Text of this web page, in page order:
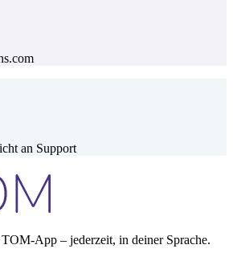
an Support
App – jederzeit, in deiner Sprache.